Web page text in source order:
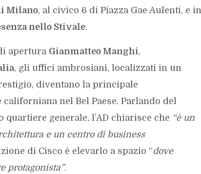
Milano, al civico 6 di Piazza Gae Aulenti, e in
nello Stivale.
apertura Gianmatteo Manghi,
, gli uffici ambrosiani, localizzati in un
diventano la principale
nel Bel Paese. Parlando del
generale, l’AD chiarisce che “è un
e un centro di business
di Cisco è elevarlo a spazio “dove
protagonista”.